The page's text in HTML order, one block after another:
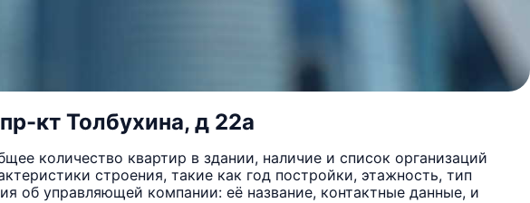
кт Толбухина, д 22а
количество квартир в здании, наличие и список организаций
строения, такие как год постройки, этажность, тип
об управляющей компании: её название, контактные данные, и